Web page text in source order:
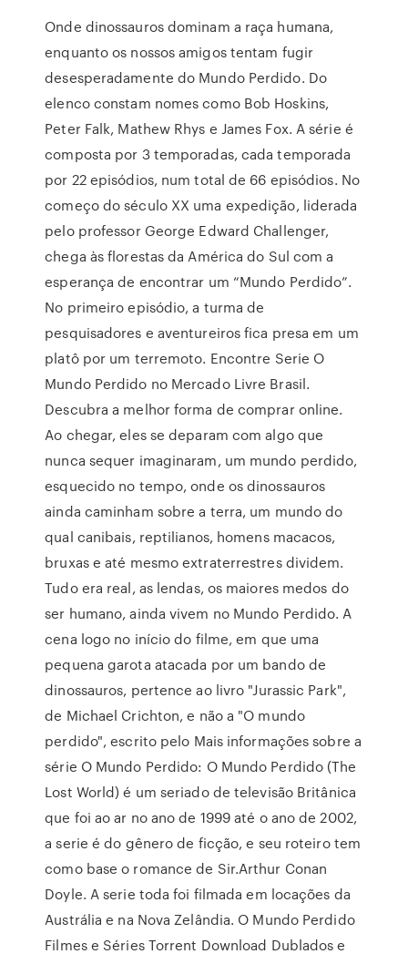
Onde dinossauros dominam a raça humana,
enquanto os nossos amigos tentam fugir
desesperadamente do Mundo Perdido. Do
elenco constam nomes como Bob Hoskins,
Peter Falk, Mathew Rhys e James Fox. A série é
composta por 3 temporadas, cada temporada
por 22 episódios, num total de 66 episódios. No
começo do século XX uma expedição, liderada
pelo professor George Edward Challenger,
chega às florestas da América do Sul com a
esperança de encontrar um “Mundo Perdido”.
No primeiro episódio, a turma de
pesquisadores e aventureiros fica presa em um
platô por um terremoto. Encontre Serie O
Mundo Perdido no Mercado Livre Brasil.
Descubra a melhor forma de comprar online.
Ao chegar, eles se deparam com algo que
nunca sequer imaginaram, um mundo perdido,
esquecido no tempo, onde os dinossauros
ainda caminham sobre a terra, um mundo do
qual canibais, reptilianos, homens macacos,
bruxas e até mesmo extraterrestres dividem.
Tudo era real, as lendas, os maiores medos do
ser humano, ainda vivem no Mundo Perdido. A
cena logo no início do filme, em que uma
pequena garota atacada por um bando de
dinossauros, pertence ao livro "Jurassic Park",
de Michael Crichton, e não a "O mundo
perdido", escrito pelo Mais informações sobre a
série O Mundo Perdido: O Mundo Perdido (The
Lost World) é um seriado de televisão Britânica
que foi ao ar no ano de 1999 até o ano de 2002,
a serie é do gênero de ficção, e seu roteiro tem
como base o romance de Sir.Arthur Conan
Doyle. A serie toda foi filmada em locações da
Austrália e na Nova Zelândia. O Mundo Perdido
Filmes e Séries Torrent Download Dublados e